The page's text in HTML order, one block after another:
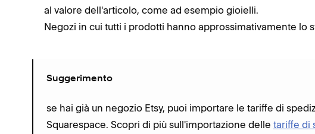
al valore dell'articolo, come ad esempio gioielli.
Negozi in cui tutti i prodotti hanno approssimativamente lo
Suggerimento
se hai già un negozio Etsy, puoi importare le tariffe di
Squarespace. Scopri di più sull'importazione delle tariffe di